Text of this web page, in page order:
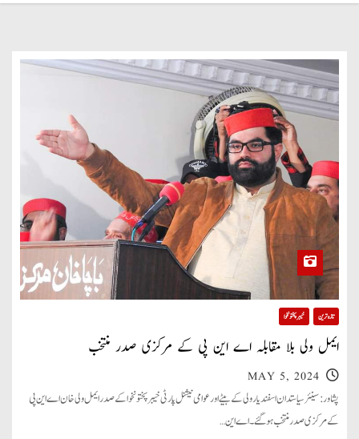
تازہ ترین خیبر پختونخوا
ایمل ولی بلا مقابلہ اے این پی کے مرکزی صدر منتخب
MAY 5, 2024
پشاور: سینئر سیاستدان اسفند یار ولی کے بیٹے اور عوامی نیشنل پارٹی خیبر پختونخوا کے صدر ایمل ولی خان اے این پی
کے مرکزی صدر منتخب ہو گئے۔ اے این…